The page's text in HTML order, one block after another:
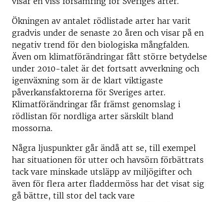
Ökningen av antalet rödlistade arter har varit
gradvis under de senaste 20 åren och visar på en
negativ trend för den biologiska mångfalden.
Även om klimatförändringar fått större betydelse
under 2010-talet är det fortsatt avverkning och
igenväxning som är de klart viktigaste
påverkansfaktorerna för Sveriges arter.
Klimatförändringar får främst genomslag i
rödlistan för nordliga arter särskilt bland
mossorna.
Några ljuspunkter går ändå att se, till exempel
har situationen för utter och havsörn förbättrats
tack vare minskade utsläpp av miljögifter och
även för flera arter fladdermöss har det visat sig
gå bättre, till stor del tack vare